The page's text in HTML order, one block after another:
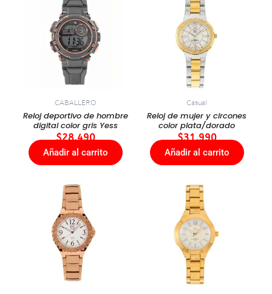
CABALLERO
Reloj deportivo de hombre
digital color gris Yess
$28.490
Añadir al carrito
Casual
Reloj de mujer y circones
color plata/dorado
$31.990
Añadir al carrito